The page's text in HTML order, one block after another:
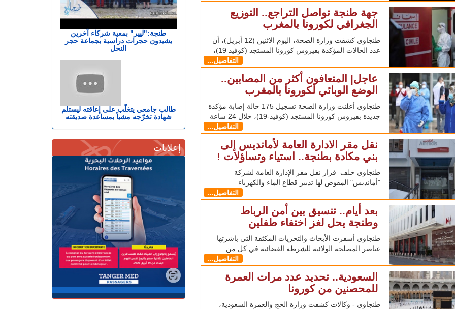
جهة طنجة تواصل التراجع.. التوزيع
الجغرافي لكورونا بالمغرب
طنجاوي كشفت وزارة الصحة، اليوم الاثنين (12 أبريل)، أن
عدد الحالات المؤكدة بفيروس كورونا المستجد (كوفيد 19)،
التفاصيل...
عاجل| المتعافون أكثر من المصابين..
الوضع الوبائي لكورونا بالمغرب
طنجاوي أعلنت وزارة الصحة تسجيل 175 حالة إصابة مؤكدة
جديدة بفيروس كورونا المستجد (كوفيد-19)، خلال 24 ساعة
التفاصيل...
نقل مقر الادارة العامة لأمانديس إلى
بني مكادة بطنجة.. استياء وتساؤلات !
طنجاوي خلف قرار نقل مقر الإدارة العامة لشركة
"أمانديس" المفوض لها تدبير قطاع الماء والكهرباء
التفاصيل...
بعد أيام.. تنسيق بين أمن الرباط
وطنجة يحل لغز اختفاء طفلين
طنجاوي أسفرت الأبحاث والتحريات المكثفة التي باشرتها
عناصر المصلحة الولائية للشرطة القضائية في كل من
التفاصيل...
السعودية.. تحديد عدد مرات العمرة
للمحصنين من كورونا
طنجاوي - وكالات كشفت وزارة الحج والعمرة السعودية،
طنجة:"ليير" بمعية شركاء آخرين
يشيدون حجرات دراسية بجماعة حجر
النحل
طالب جامعي يتغلّب على إعاقته ليستلم
شهادة تخرّجه مشياً بمساعدة صديقته
إعلانات